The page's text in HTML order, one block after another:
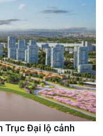
Trục Đại lộ cảnh